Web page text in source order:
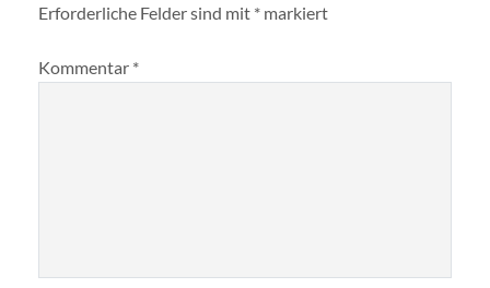
Erforderliche Felder sind mit * markiert
Kommentar *